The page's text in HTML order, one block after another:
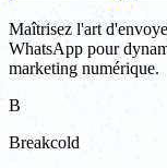
Maîtrisez l'art
WhatsApp pour
marketing numérique.
B
Breakcold